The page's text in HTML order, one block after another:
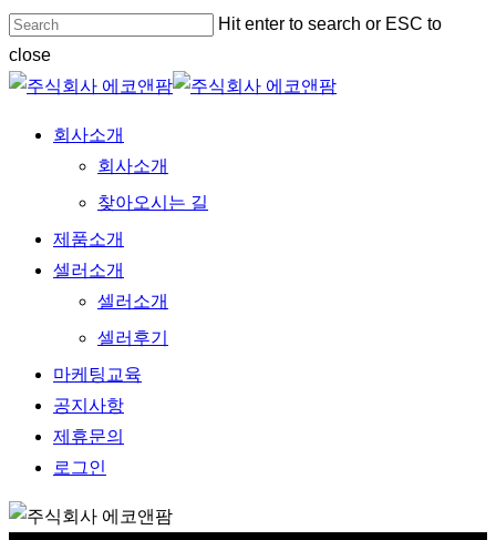
Skip
to
main
Hit enter to search or ESC to
close
Close
Menu
회사소개
회사소개
찾아오시는 길
제품소개
셀러소개
셀러소개
셀러후기
마케팅교육
공지사항
제휴문의
로그인